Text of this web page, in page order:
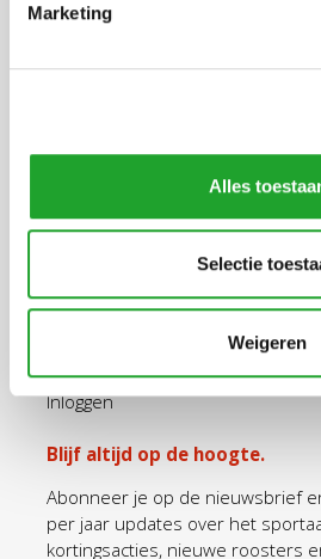
Marketing
Alles
Selectie
Weigeren
+31 30 2534471
Ga snel naar
Tarieven Olympas
Inloggen
Blijf altijd op de hoogte.
Abonneer je op de nieuwsbrief
per jaar updates over het
kortingsacties, nieuwe roosters